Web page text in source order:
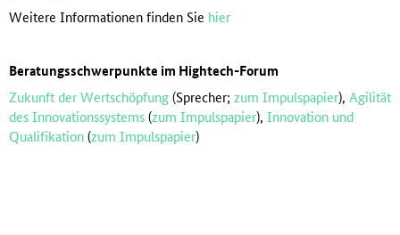
Weitere Informationen finden Sie hier
Beratungsschwerpunkte im Hightech-Forum
Zukunft der Wertschöpfung(Sprecher; zum Impulspapier), Agilität
des Innovationssystems(zum Impulspapier), Innovation und
Qualifikation(zum Impulspapier)